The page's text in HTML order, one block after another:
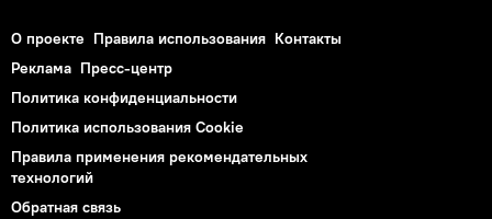
О проекте Правила использования Контакты
Реклама Пресс-центр
Политика конфиденциальности
Политика использования Cookie
Правила применения рекомендательных
технологий
Обратная связь